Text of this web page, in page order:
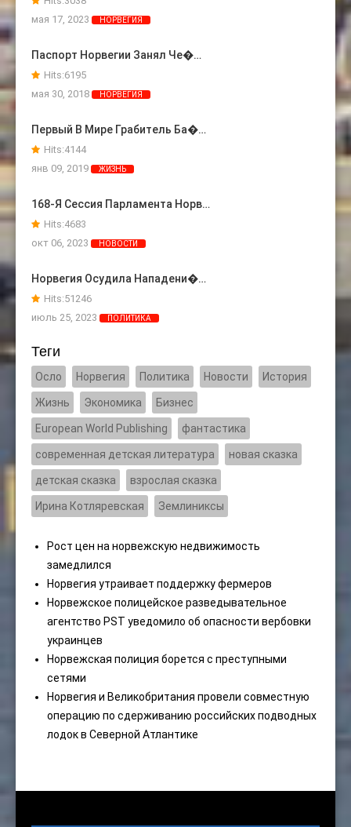
мая 17, 2023
НОРВЕГИЯ
Паспорт Норвегии Занял Че�…
Hits:6195
мая 30, 2018
НОРВЕГИЯ
Первый В Мире Грабитель Ба�…
Hits:4144
янв 09, 2019
ЖИЗНЬ
168-Я Сессия Парламента Норв…
Hits:4683
окт 06, 2023
НОВОСТИ
Норвегия Осудила Нападени�…
Hits:51246
июль 25, 2023
ПОЛИТИКА
Теги
Осло Норвегия Политика Новости История
Жизнь Экономика Бизнес
European World Publishing фантастика
современная детская литература новая сказка
детская сказка взрослая сказка
Ирина Котляревская Землиниксы
Рост цен на норвежскую недвижимость
замедлился
Норвегия утраивает поддержку фермеров
Норвежское полицейское разведывательное
агентство PST уведомило об опасности вербовки
украинцев
Норвежская полиция борется с преступными
сетями
Норвегия и Великобритания провели совместную
операцию по сдерживанию российских подводных
лодок в Северной Атлантике